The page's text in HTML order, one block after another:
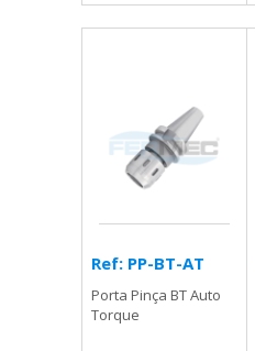
Ref: PP-BT-AT
Porta Pinça BT Auto
Torque